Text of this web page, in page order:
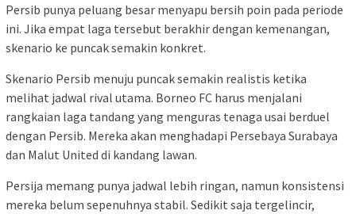
Persib punya peluang besar menyapu bersih poin pada periode
ini. Jika empat laga tersebut berakhir dengan kemenangan,
skenario ke puncak semakin konkret.
Skenario Persib menuju puncak semakin realistis ketika
melihat jadwal rival utama. Borneo FC harus menjalani
rangkaian laga tandang yang menguras tenaga usai berduel
dengan Persib. Mereka akan menghadapi Persebaya Surabaya
dan Malut United di kandang lawan.
Persija memang punya jadwal lebih ringan, namun konsistensi
mereka belum sepenuhnya stabil. Sedikit saja tergelincir,